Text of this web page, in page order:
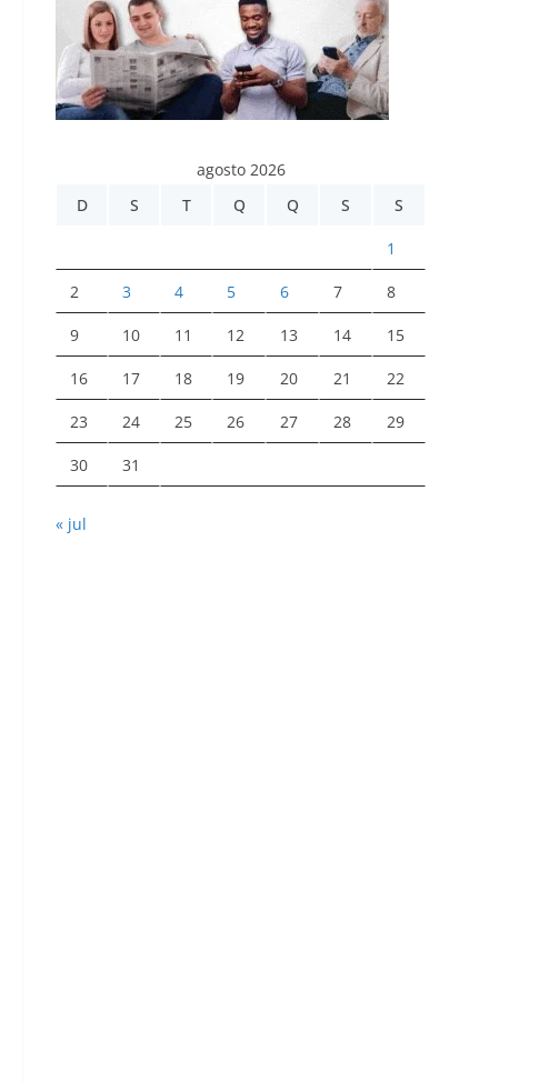
agosto 2026
D
S T Q Q S S
1
2 3 4 5 6 7 8
9 10 11 12 13 14 15
16 17 18 19 20 21 22
23 24 25 26 27 28 29
30 31
« jul